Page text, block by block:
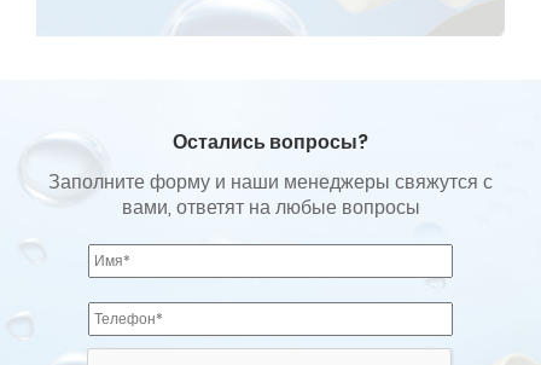
Остались вопросы?
Заполните форму и наши менеджеры свяжутся с
вами, ответят на любые вопросы